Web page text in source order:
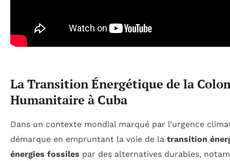
La Transition Énergétique de la
Humanitaire à Cuba
Dans un contexte mondial marqué par l’urgence
démarque en empruntant la voie de la transition
énergies fossiles par des alternatives durables,